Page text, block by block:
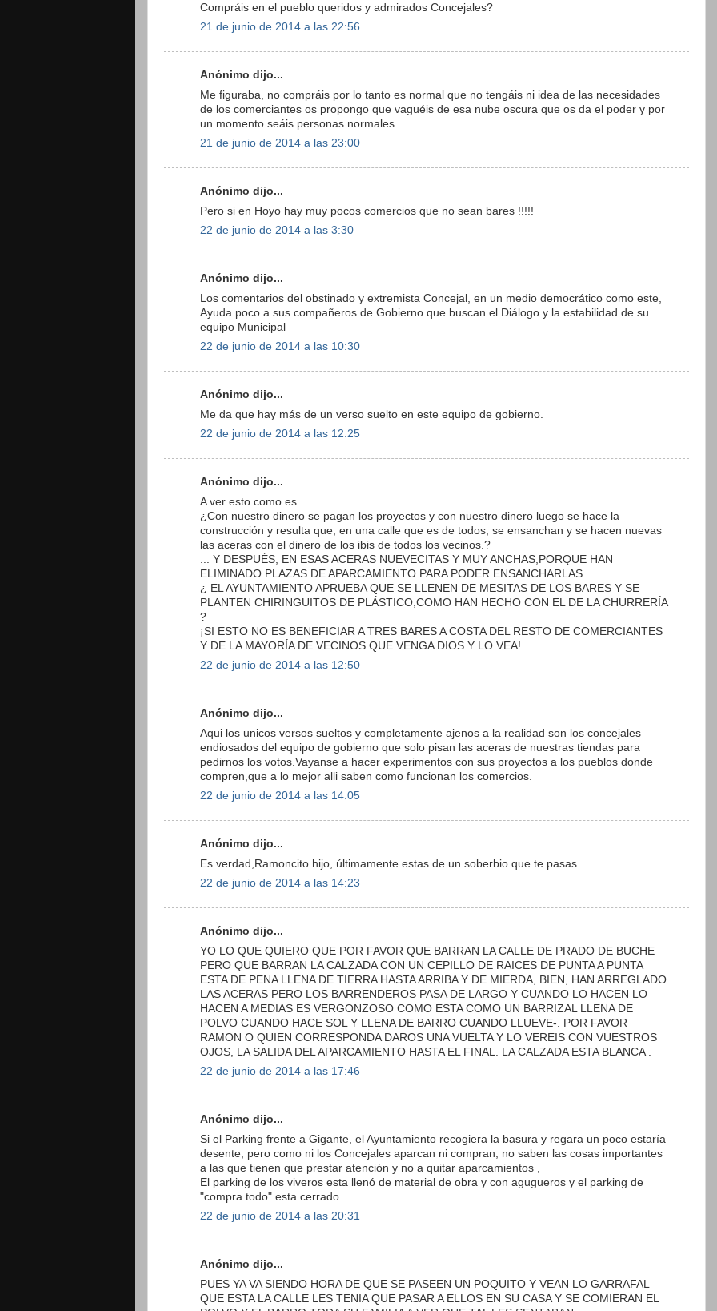
Compráis en el pueblo queridos y admirados Concejales?
21 de junio de 2014 a las 22:56
Anónimo dijo...
Me figuraba, no compráis por lo tanto es normal que no tengáis ni idea de las necesidades
de los comerciantes os propongo que vaguéis de esa nube oscura que os da el poder y por
un momento seáis personas normales.
21 de junio de 2014 a las 23:00
Anónimo dijo...
Pero si en Hoyo hay muy pocos comercios que no sean bares !!!!!
22 de junio de 2014 a las 3:30
Anónimo dijo...
Los comentarios del obstinado y extremista Concejal, en un medio democrático como este,
Ayuda poco a sus compañeros de Gobierno que buscan el Diálogo y la estabilidad de su
equipo Municipal
22 de junio de 2014 a las 10:30
Anónimo dijo...
Me da que hay más de un verso suelto en este equipo de gobierno.
22 de junio de 2014 a las 12:25
Anónimo dijo...
A ver esto como es.....
¿Con nuestro dinero se pagan los proyectos y con nuestro dinero luego se hace la
construcción y resulta que, en una calle que es de todos, se ensanchan y se hacen nuevas
las aceras con el dinero de los ibis de todos los vecinos.?
... Y DESPUÉS, EN ESAS ACERAS NUEVECITAS Y MUY ANCHAS,PORQUE HAN
ELIMINADO PLAZAS DE APARCAMIENTO PARA PODER ENSANCHARLAS.
¿ EL AYUNTAMIENTO APRUEBA QUE SE LLENEN DE MESITAS DE LOS BARES Y SE
PLANTEN CHIRINGUITOS DE PLÁSTICO,COMO HAN HECHO CON EL DE LA CHURRERÍA
?
¡SI ESTO NO ES BENEFICIAR A TRES BARES A COSTA DEL RESTO DE COMERCIANTES
Y DE LA MAYORÍA DE VECINOS QUE VENGA DIOS Y LO VEA!
22 de junio de 2014 a las 12:50
Anónimo dijo...
Aqui los unicos versos sueltos y completamente ajenos a la realidad son los concejales
endiosados del equipo de gobierno que solo pisan las aceras de nuestras tiendas para
pedirnos los votos.Vayanse a hacer experimentos con sus proyectos a los pueblos donde
compren,que a lo mejor alli saben como funcionan los comercios.
22 de junio de 2014 a las 14:05
Anónimo dijo...
Es verdad,Ramoncito hijo, últimamente estas de un soberbio que te pasas.
22 de junio de 2014 a las 14:23
Anónimo dijo...
YO LO QUE QUIERO QUE POR FAVOR QUE BARRAN LA CALLE DE PRADO DE BUCHE
PERO QUE BARRAN LA CALZADA CON UN CEPILLO DE RAICES DE PUNTA A PUNTA
ESTA DE PENA LLENA DE TIERRA HASTA ARRIBA Y DE MIERDA, BIEN, HAN ARREGLADO
LAS ACERAS PERO LOS BARRENDEROS PASA DE LARGO Y CUANDO LO HACEN LO
HACEN A MEDIAS ES VERGONZOSO COMO ESTA COMO UN BARRIZAL LLENA DE
POLVO CUANDO HACE SOL Y LLENA DE BARRO CUANDO LLUEVE-. POR FAVOR
RAMON O QUIEN CORRESPONDA DAROS UNA VUELTA Y LO VEREIS CON VUESTROS
OJOS, LA SALIDA DEL APARCAMIENTO HASTA EL FINAL. LA CALZADA ESTA BLANCA .
22 de junio de 2014 a las 17:46
Anónimo dijo...
Si el Parking frente a Gigante, el Ayuntamiento recogiera la basura y regara un poco estaría
desente, pero como ni los Concejales aparcan ni compran, no saben las cosas importantes
a las que tienen que prestar atención y no a quitar aparcamientos ,
El parking de los viveros esta llenó de material de obra y con agugueros y el parking de
"compra todo" esta cerrado.
22 de junio de 2014 a las 20:31
Anónimo dijo...
PUES YA VA SIENDO HORA DE QUE SE PASEEN UN POQUITO Y VEAN LO GARRAFAL
QUE ESTA LA CALLE LES TENIA QUE PASAR A ELLOS EN SU CASA Y SE COMIERAN EL